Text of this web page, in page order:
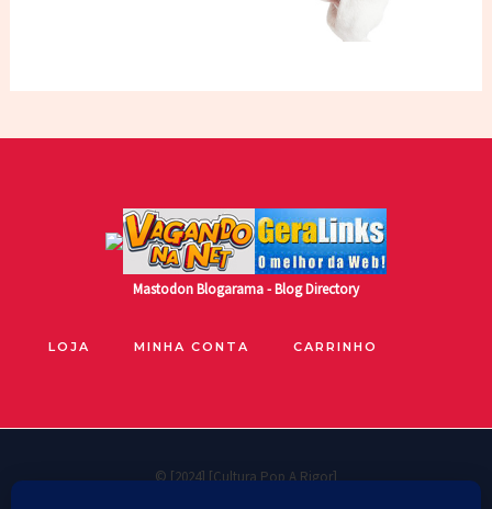
MastodonBlogarama - Blog Directory
LOJA MINHA CONTA CARRINHO
© [2024] [Cultura Pop A Rigor]